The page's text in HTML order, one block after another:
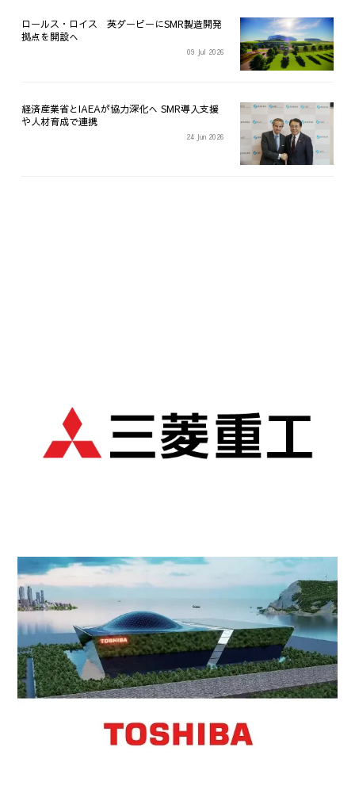
ロールス・ロイス 英ダービーにSMR製造開発
拠点を開設へ
09 Jul 2026
経済産業省とIAEAが協力深化へ SMR導入支援
や人材育成で連携
24 Jun 2026